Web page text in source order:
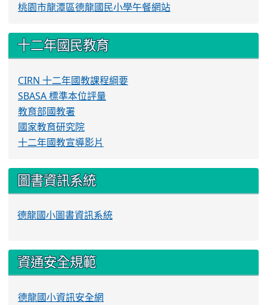
桃園市龍潭區德龍國民小學午餐網站
十二年國民教育
CIRN 十二年國教課程綱要
SBASA 標準本位評量
教育部國教署
國家教育研究院
十二年國教宣導影片
圖書資訊系統
德龍國小圖書資訊系統
資通安全規範
德龍國小資訊安全網